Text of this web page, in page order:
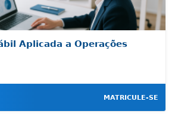
Aplicada a Operações
MATRICULE-SE